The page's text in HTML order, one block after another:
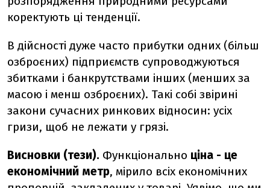
коректують ці тенденції.
В дійсності дуже часто прибутки одних (більш
озброєних) підприємств супроводжуються
збитками і банкрутствами інших (менших за
масою і менш озброєних). Такі собі звірині
закони сучасних ринкових відносин: усіх
гризи, щоб не лежати у грязі.
Висновки (тези). Функціонально ціна - це
економічний метр, мірило всіх економічних